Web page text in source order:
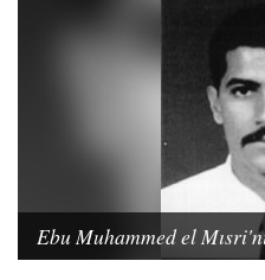
Ebu Muhammed el